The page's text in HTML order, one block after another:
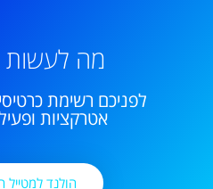
מה לעשות
לפניכם רשימת
אטרקציות
הולנד למטייל